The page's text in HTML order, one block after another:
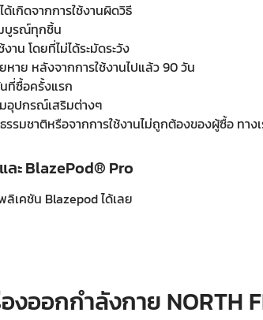
เกิดจากการใช้งานผิดวิธี
บูรณ์ทุกชิ้น
าน โดยที่ไม่ได้ระมัดระวัง
หาย หลังจากการใช้งานไปแล้ว 90 วัน
ที่ซื้อครั้งแรก
มอุปกรณ์เสริมต่างๆ
มชาติหรือจากการใช้งานไม่ถูกต้องของผู้ซื้อ ทางเ
ละ BlazePod® Pro
เคชัน Blazepod ได้เลย
งออกกำลังกาย NORTH